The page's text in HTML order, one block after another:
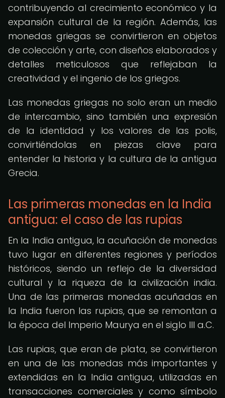
contribuyendo al crecimiento económico y la
expansión cultural de la región. Además, las
monedas griegas se convirtieron en objetos
de colección y arte, con diseños elaborados y
detalles meticulosos que reflejaban la
creatividad y el ingenio de los griegos.
Las monedas griegas no solo eran un medio
de intercambio, sino también una expresión
de la identidad y los valores de las polis,
convirtiéndolas en piezas clave para
entender la historia y la cultura de la antigua
Grecia.
Las primeras monedas en la India
antigua: el caso de las rupias
En la India antigua, la acuñación de monedas
tuvo lugar en diferentes regiones y períodos
históricos, siendo un reflejo de la diversidad
cultural y la riqueza de la civilización india.
Una de las primeras monedas acuñadas en
la India fueron las rupias, que se remontan a
la época del Imperio Maurya en el siglo III a.C.
Las rupias, que eran de plata, se convirtieron
en una de las monedas más importantes y
extendidas en la India antigua, utilizadas en
transacciones comerciales y como símbolo